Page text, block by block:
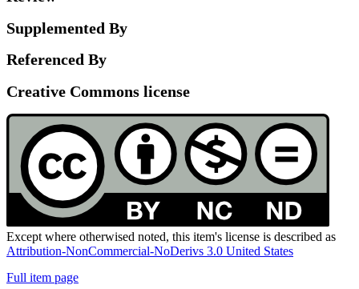
Supplemented By
Referenced By
Creative Commons license
Except where otherwised noted, this item's license is described as
Attribution-NonCommercial-NoDerivs 3.0 United States
Full item page